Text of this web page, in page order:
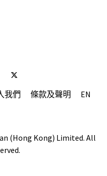
Twitter
我們 條款及聲明 EN
(Hong Kong) Limited. All